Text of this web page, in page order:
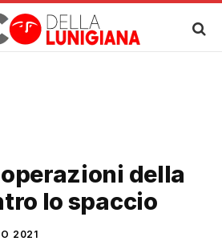
della
lo spaccio
2021